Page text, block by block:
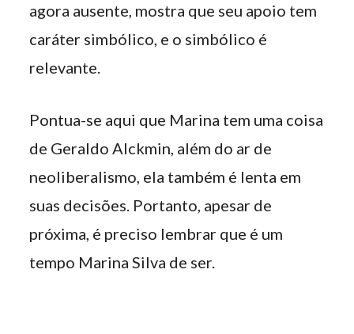
agora ausente, mostra que seu apoio tem
caráter simbólico, e o simbólico é
relevante.
Pontua-se aqui que Marina tem uma coisa
de Geraldo Alckmin, além do ar de
neoliberalismo, ela também é lenta em
suas decisões. Portanto, apesar de
próxima, é preciso lembrar que é um
tempo Marina Silva de ser.